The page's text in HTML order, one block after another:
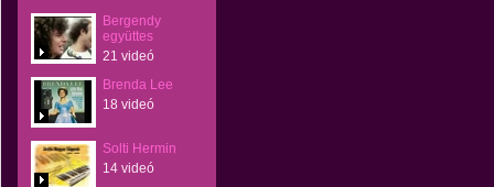
Bergendy
együttes
21 videó
Brenda Lee
18 videó
Solti Hermin
14 videó